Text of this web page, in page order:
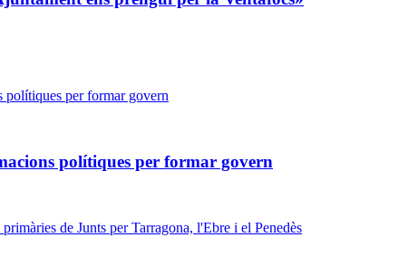
polítiques per formar govern